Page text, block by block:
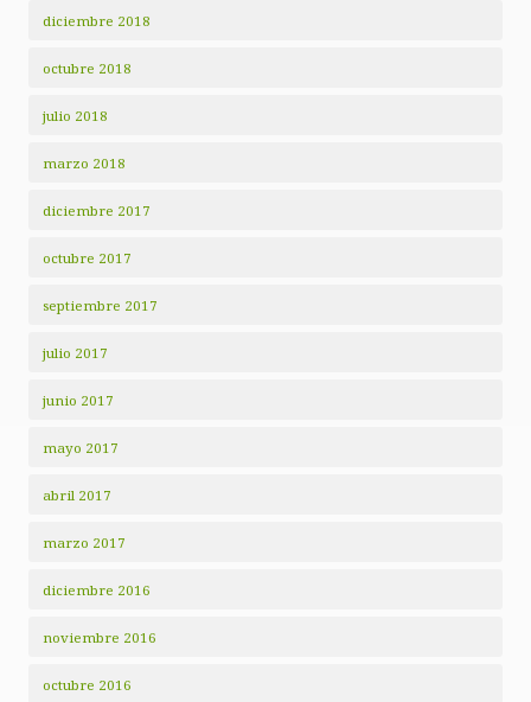
diciembre 2018
octubre 2018
julio 2018
marzo 2018
diciembre 2017
octubre 2017
septiembre 2017
julio 2017
junio 2017
mayo 2017
abril 2017
marzo 2017
diciembre 2016
noviembre 2016
octubre 2016